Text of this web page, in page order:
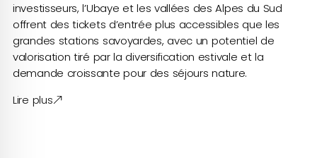
investisseurs, l’Ubaye et les vallées des Alpes du Sud
offrent des tickets d’entrée plus accessibles que les
grandes stations savoyardes, avec un potentiel de
valorisation tiré par la diversification estivale et la
demande croissante pour des séjours nature.
Lire plus